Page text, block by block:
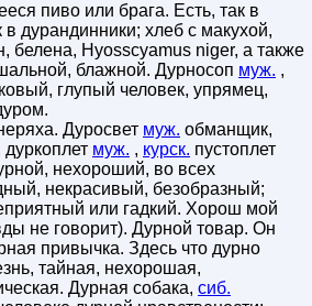
пиво или брага. Есть, так в
в дурандинники; хлеб с макухой,
белена, Hyosscyamus niger, а также
блажной. Дурносоп муж. ,
глупый человек, упрямец,
Дуросвет муж. обманщик,
муж. , курск. пустоплет
нехороший, во всех
некрасивый, безобразный;
или гадкий. Хорош мой
не говорит). Дурной товар. Он
привычка. Здесь что дурно
тайная, нехорошая,
Дурная собака, сиб.